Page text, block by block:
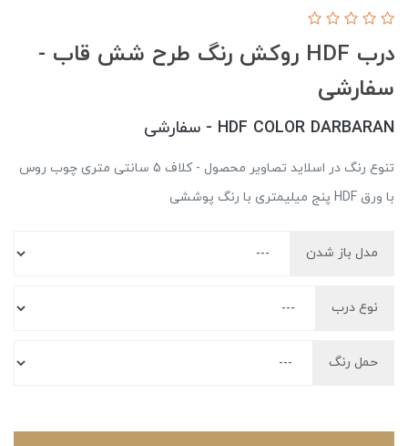
درب HDF روکش رنگ طرح شش قاب -
سفارشی
HDF COLOR DARBARAN - سفارشی
تنوع رنگ در اسلاید تصاویر محصول - کلاف 5 سانتی متری چوب روس
با ورق HDF پنج میلیمتری با رنگ پوششی
مدل باز شدن
نوع درب
حمل رنگ